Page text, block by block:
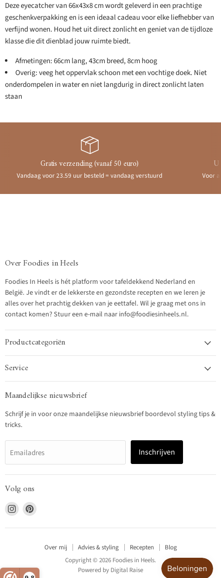
Deze eyecatcher van 66x43x8 cm wordt geleverd in een prachtige
geschenkverpakking en is een ideaal cadeau voor elke liefhebber van
verfijnd wonen. Houd het uit direct zonlicht en geniet van de tijdloze
klasse die dit dienblad jouw ruimte biedt.
Afmetingen: 66cm lang, 43cm breed, 8cm hoog
Overig: veeg het oppervlak schoon met een vochtige doek. Niet
onderdompelen in water en niet langdurig in direct zonlicht laten
staan
Gratis verzending (vanaf 50 euro)
Vandaag voor 23.59 uur besteld = vandaag verstuurd Voor
Over Foodies in Heels
Foodies In Heels is hét platform voor tafeldekkend Nederland en
België. Je vindt er de lekkerste en gezondste recepten en we leren je
alles over het prachtig dekken van je eettafel. Wil je graag met ons in
contact komen? Stuur een e-mail naar info@foodiesinheels.nl.
Productcategoriën
Service
Maandelijkse nieuwsbrief
Schrijf je in voor onze maandelijkse nieuwsbrief boordevol styling tips &
tricks.
Emailadres Inschrijven
Volg ons
Vind
ons
op
Vind
op
Over mij Advies & styling Recepten
Blog
Copyright © 2026 Foodies in Heels.
Powered by Digital Raise